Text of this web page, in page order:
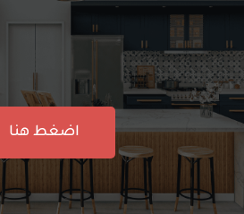
اضغط هنا